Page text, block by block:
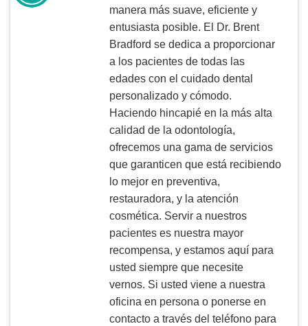
manera más suave, eficiente y
entusiasta posible. El Dr. Brent
Bradford se dedica a proporcionar
a los pacientes de todas las
edades con el cuidado dental
personalizado y cómodo.
Haciendo hincapié en la más alta
calidad de la odontología,
ofrecemos una gama de servicios
que garanticen que está recibiendo
lo mejor en preventiva,
restauradora, y la atención
cosmética. Servir a nuestros
pacientes es nuestra mayor
recompensa, y estamos aquí para
usted siempre que necesite
vernos. Si usted viene a nuestra
oficina en persona o ponerse en
contacto a través del teléfono para